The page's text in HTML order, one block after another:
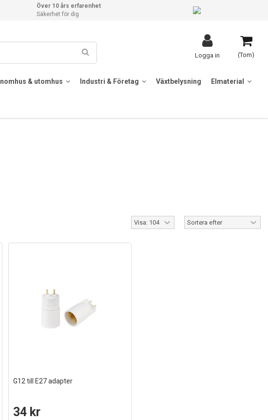
Över 10 års erfarenhet
Säkerhet för dig
(Tom)
Logga in
Inomhus & utomhus Industri & Företag Växtbelysning Elmaterial
G12 till E27 adapter
34 kr